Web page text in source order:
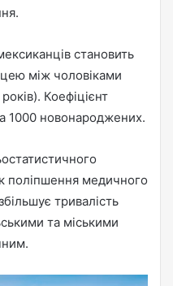
становить
між чоловіками
Коефіцієнт
1000 новонароджених.
поліпшення медичного
тривалість
та міськими